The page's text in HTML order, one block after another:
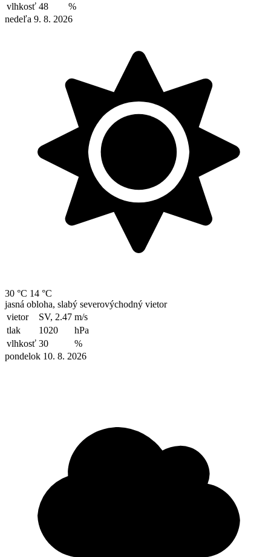
vlhkosť 48
%
nedeľa 9. 8. 2026
30 °C 14 °C
jasná obloha, slabý severovýchodný vietor
vietor
SV, 2.47 m/s
tlak
1020
hPa
vlhkosť 30
%
pondelok 10. 8. 2026